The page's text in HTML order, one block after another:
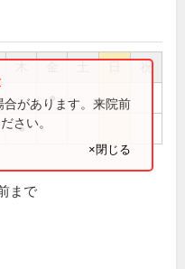
祝
●
●
があります。来院前
さい。
×閉じる
まで